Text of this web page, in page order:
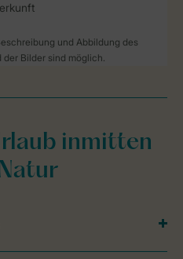
und Abbildung des
der Bilder sind möglich.
inmitten